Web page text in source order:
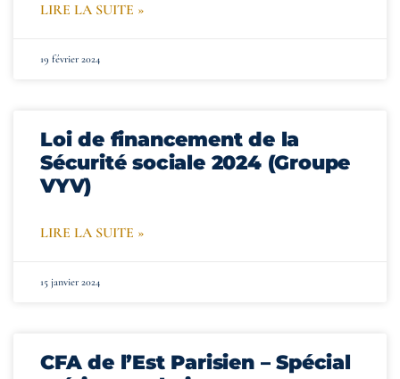
LIRE LA SUITE »
19 février 2024
Loi de financement de la
Sécurité sociale 2024 (Groupe
VYV)
LIRE LA SUITE »
15 janvier 2024
CFA de l’Est Parisien – Spécial